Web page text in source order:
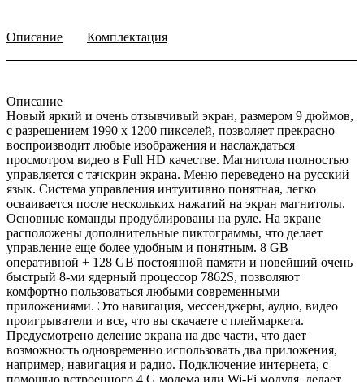
Описание Комплектация
Описание
Новый яркий и очень отзывчивый экран, размером 9 дюймов,
с разрешением 1990 х 1200 пикселей, позволяет прекрасно
воспроизводит любые изображения и наслаждаться
просмотром видео в Full HD качестве. Магнитола полностью
управляется с тачскрин экрана. Меню переведено на русский
язык. Система управления интуитивно понятная, легко
осваивается после нескольких нажатий на экран магнитолы.
Основные команды продублированы на руле. На экране
расположены дополнительные пиктограммы, что делает
управление еще более удобным и понятным. 8 GB
оперативной + 128 GB постоянной памяти и новейший очень
быстрый 8-ми ядерный процессор 7862S, позволяют
комфортно пользоваться любыми современными
приложениями. Это навигация, мессенджеры, аудио, видео
проигрыватели и все, что вы скачаете с плеймаркета.
Предусмотрено деление экрана на две части, что дает
возможность одновременно использовать два приложения,
например, навигация и радио. Подключение интернета, с